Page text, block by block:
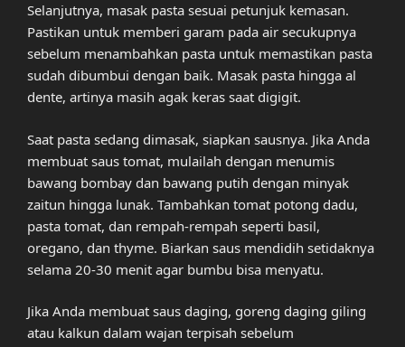
Selanjutnya, masak pasta sesuai petunjuk kemasan.
Pastikan untuk memberi garam pada air secukupnya
sebelum menambahkan pasta untuk memastikan pasta
sudah dibumbui dengan baik. Masak pasta hingga al
dente, artinya masih agak keras saat digigit.
Saat pasta sedang dimasak, siapkan sausnya. Jika Anda
membuat saus tomat, mulailah dengan menumis
bawang bombay dan bawang putih dengan minyak
zaitun hingga lunak. Tambahkan tomat potong dadu,
pasta tomat, dan rempah-rempah seperti basil,
oregano, dan thyme. Biarkan saus mendidih setidaknya
selama 20-30 menit agar bumbu bisa menyatu.
Jika Anda membuat saus daging, goreng daging giling
atau kalkun dalam wajan terpisah sebelum